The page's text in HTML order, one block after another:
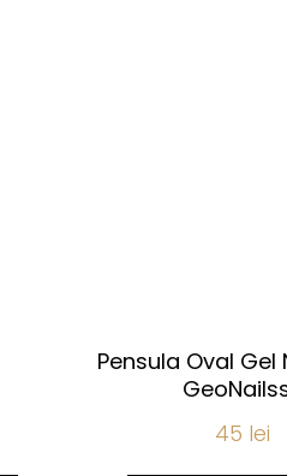
Pensula Oval Gel
45 lei